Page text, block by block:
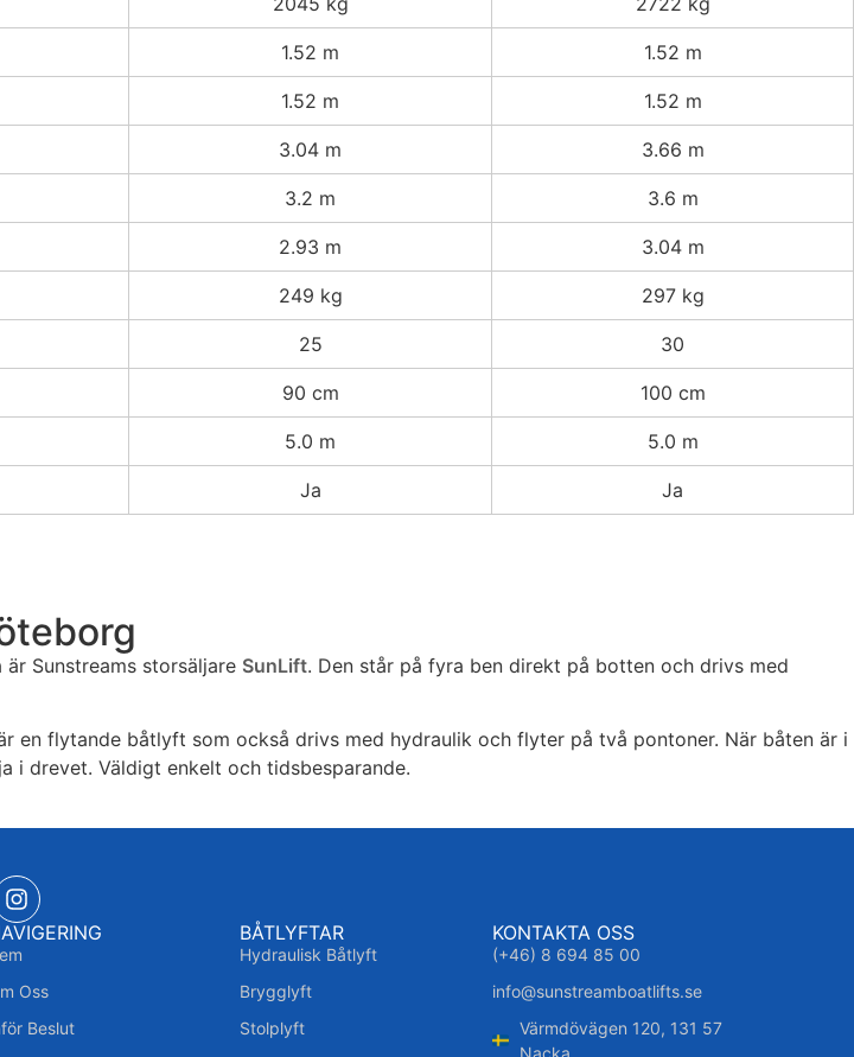
1.52 m 1.52 m
1.52 m 1.52 m
3.04 m 3.66 m
3.2 m 3.6 m
2.93 m 3.04 m
249 kg 297 kg
25 30
90 cm 100 cm
5.0 m 5.0 m
Ja Ja
Sunstreams storsäljare SunLift. Den står på fyra ben direkt på botten och drivs med
en flytande båtlyft som också drivs med hydraulik och flyter på två pontoner. När båten är i
i drevet. Väldigt enkelt och tidsbesparande.
Oss
Beslut
BÅTLYFTAR
Hydraulisk Båtlyft
Brygglyft
Stolplyft
KONTAKTA OSS
(+46) 8 694 85 00
info@sunstreamboatlifts.se
Värmdövägen 120, 131 57
Nacka